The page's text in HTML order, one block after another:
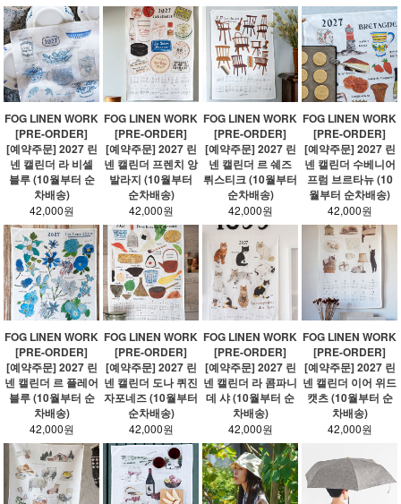
FOG LINEN WORK
[PRE-ORDER]
[예약주문] 2027 린
넨 캘린더 라 비셀
블루 (10월부터 순
차배송)
42,000원
FOG LINEN WORK
[PRE-ORDER]
[예약주문] 2027 린
넨 캘린더 프렌치 앙
발라지 (10월부터
순차배송)
42,000원
FOG LINEN WORK
[PRE-ORDER]
[예약주문] 2027 린
넨 캘린더 르 쉐즈
뤼스티크 (10월부터
순차배송)
42,000원
FOG LINEN WORK
[PRE-ORDER]
[예약주문] 2027 린
넨 캘린더 수베니어
프럼 브르타뉴 (10
월부터 순차배송)
42,000원
FOG LINEN WORK
[PRE-ORDER]
[예약주문] 2027 린
넨 캘린더 르 플레어
블루 (10월부터 순
차배송)
42,000원
FOG LINEN WORK
[PRE-ORDER]
[예약주문] 2027 린
넨 캘린더 도나 퀴진
자포네즈 (10월부터
순차배송)
42,000원
FOG LINEN WORK
[PRE-ORDER]
[예약주문] 2027 린
넨 캘린더 라 콤파니
데 샤 (10월부터 순
차배송)
42,000원
FOG LINEN WORK
[PRE-ORDER]
[예약주문] 2027 린
넨 캘린더 이어 위드
캣츠 (10월부터 순
차배송)
42,000원